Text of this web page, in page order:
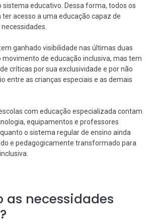
sistema educativo. Dessa forma, todos os
acesso a uma educação capaz de
ganhado visibilidade nas últimas duas
movimento de educação inclusiva, mas tem
críticas por sua exclusividade e por não
entre as crianças especiais e as demais
com educação especializada contam
equipamentos e professores
o sistema regular de ensino ainda
e pedagogicamente transformado para
as necessidades